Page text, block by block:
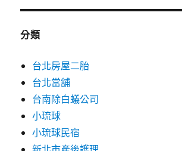
分類
台北房屋二胎
台北當舖
台南除白蟻公司
小琉球
小琉球民宿